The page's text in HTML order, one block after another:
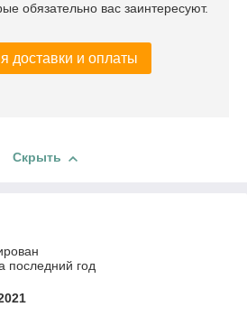
обязательно вас заинтересуют.
доставки и оплаты
Скрыть
последний год